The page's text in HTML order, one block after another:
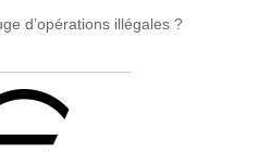
d’opérations illégales ?